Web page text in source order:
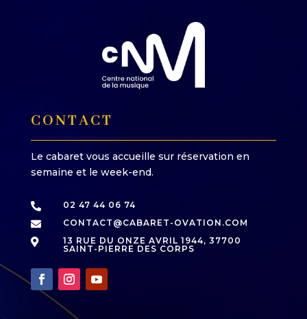
CONTACT
Le cabaret vous accueille sur réservation en
semaine et le week-end.

02 47 44 06 74

CONTACT@CABARET-OVATION.COM

13 RUE DU ONZE AVRIL 1944, 37700
SAINT-PIERRE DES CORPS